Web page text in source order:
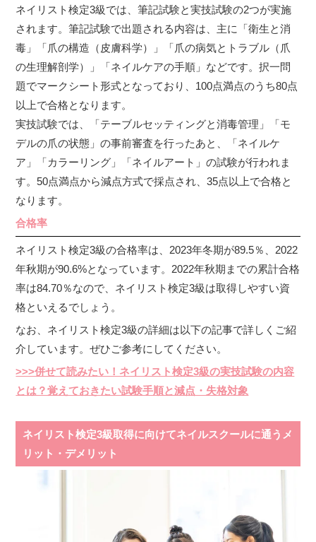
ネイリスト検定3級では、筆記試験と実技試験の2つが実施
されます。筆記試験で出題される内容は、主に「衛生と消
毒」「爪の構造（皮膚科学）」「爪の病気とトラブル（爪
の生理解剖学）」「ネイルケアの手順」などです。択一問
題でマークシート形式となっており、100点満点のうち80点
以上で合格となります。
実技試験では、「テーブルセッティングと消毒管理」「モ
デルの爪の状態」の事前審査を行ったあと、「ネイルケ
ア」「カラーリング」「ネイルアート」の試験が行われま
す。50点満点から減点方式で採点され、35点以上で合格と
なります。
合格率
ネイリスト検定3級の合格率は、2023年冬期が89.5％、2022
年秋期が90.6%となっています。2022年秋期までの累計合格
率は84.70％なので、ネイリスト検定3級は取得しやすい資
格といえるでしょう。
なお、ネイリスト検定3級の詳細は以下の記事で詳しくご紹
介しています。ぜひご参考にしてください。
>>>併せて読みたい！ネイリスト検定3級の実技試験の内容
とは？覚えておきたい試験手順と減点・失格対象
ネイリスト検定3級取得に向けてネイルスクールに通うメ
リット・デメリット